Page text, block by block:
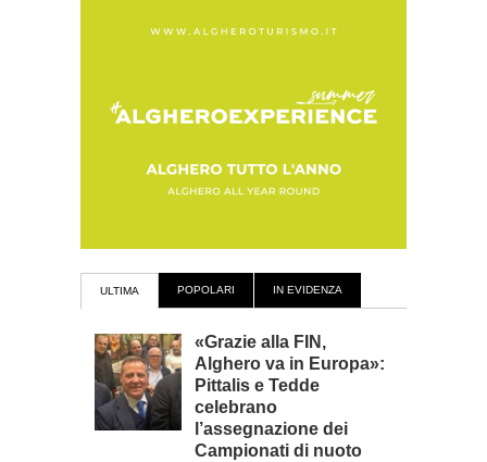
ULTIMA POPOLARI IN EVIDENZA
«Grazie alla FIN,
Alghero va in Europa»:
Pittalis e Tedde
celebrano
l’assegnazione dei
Campionati di nuoto